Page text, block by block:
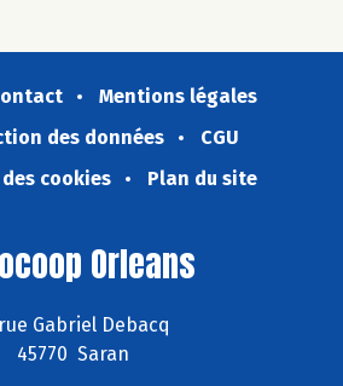
Mentions légales
des données
CGU
cookies
Plan du site
Orleans
Gabriel Debacq
45770 Saran